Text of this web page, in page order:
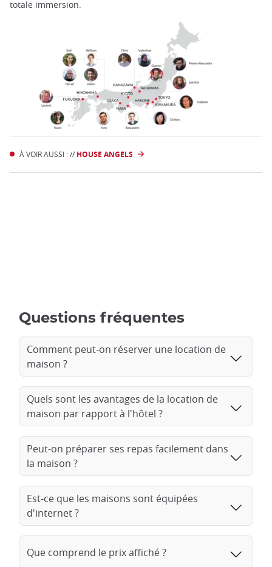
totale immersion.
À VOIR AUSSI : // HOUSE ANGELS
Questions fréquentes
Comment peut-on réserver une location de
maison ?
Quels sont les avantages de la location de
maison par rapport à l'hôtel ?
Peut-on préparer ses repas facilement dans
la maison ?
Est-ce que les maisons sont équipées
d'internet ?
Que comprend le prix affiché ?